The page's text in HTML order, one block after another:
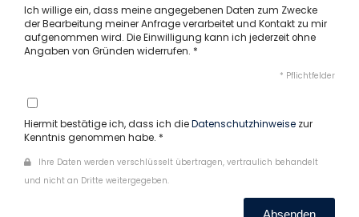
Ich willige ein, dass meine angegebenen Daten zum Zwecke
der Bearbeitung meiner Anfrage verarbeitet und Kontakt zu mir
aufgenommen wird. Die Einwilligung kann ich jederzeit ohne
Angaben von Gründen widerrufen. *
* Pflichtfelder
Hiermit bestätige ich, dass ich dieDatenschutzhinweise zur
Kenntnis genommen habe. *
Ihre Daten werden verschlüsselt übertragen, vertraulich behandelt
und nicht an Dritte weitergegeben.
Absenden